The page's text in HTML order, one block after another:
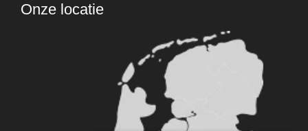
Onze locatie